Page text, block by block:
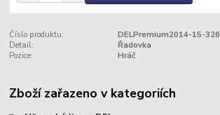
Číslo produktu:
DELPremium2014-15-326
Detail:
Řadovka
Pozice:
Hráč
Zboží zařazeno v kategoriích